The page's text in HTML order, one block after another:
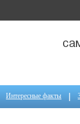
Интересные факты